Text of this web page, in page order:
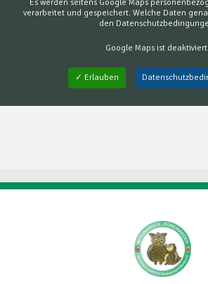
Es werden seitens Google Maps
verarbeitet und gespeichert. Welche Daten
den
Google Maps ist deaktiviert.
✓ Erlauben